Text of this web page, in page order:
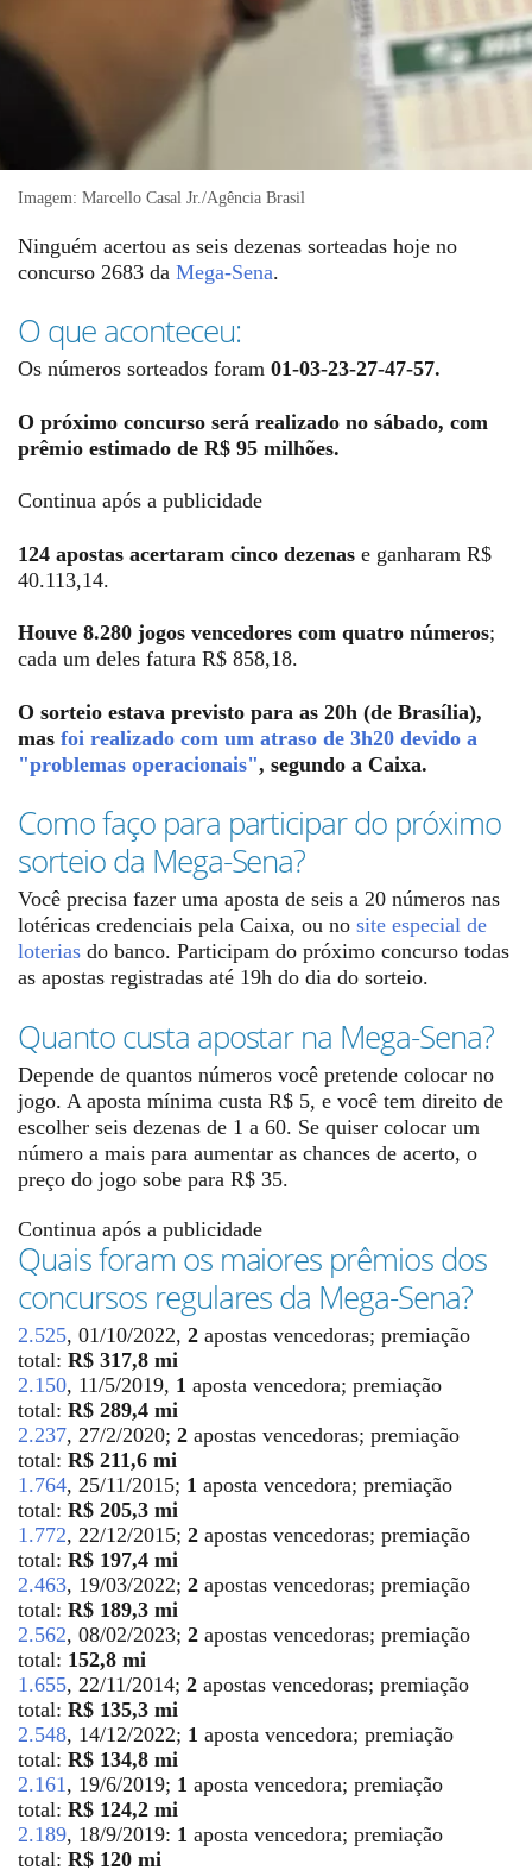
Imagem: Marcello Casal Jr./Agência Brasil
Ninguém acertou as seis dezenas sorteadas hoje no
concurso 2683 da Mega-Sena.
O que aconteceu:
Os números sorteados foram 01-03-23-27-47-57.
O próximo concurso será realizado no sábado, com
prêmio estimado de R$ 95 milhões.
Continua após a publicidade
124 apostas acertaram cinco dezenas e ganharam R$
40.113,14.
Houve 8.280 jogos vencedores com quatro números;
cada um deles fatura R$ 858,18.
O sorteio estava previsto para as 20h (de Brasília),
mas foi realizado com um atraso de 3h20 devido a
"problemas operacionais", segundo a Caixa.
Como faço para participar do próximo
sorteio da Mega-Sena?
Você precisa fazer uma aposta de seis a 20 números nas
lotéricas credenciais pela Caixa, ou no site especial de
loterias do banco. Participam do próximo concurso todas
as apostas registradas até 19h do dia do sorteio.
Quanto custa apostar na Mega-Sena?
Depende de quantos números você pretende colocar no
jogo. A aposta mínima custa R$ 5, e você tem direito de
escolher seis dezenas de 1 a 60. Se quiser colocar um
número a mais para aumentar as chances de acerto, o
preço do jogo sobe para R$ 35.
Continua após a publicidade
Quais foram os maiores prêmios dos
concursos regulares da Mega-Sena?
2.525, 01/10/2022, 2 apostas vencedoras; premiação
total: R$ 317,8 mi
2.150, 11/5/2019, 1 aposta vencedora; premiação
total: R$ 289,4 mi
2.237, 27/2/2020; 2 apostas vencedoras; premiação
total: R$ 211,6 mi
1.764, 25/11/2015; 1 aposta vencedora; premiação
total: R$ 205,3 mi
1.772, 22/12/2015; 2 apostas vencedoras; premiação
total: R$ 197,4 mi
2.463, 19/03/2022; 2 apostas vencedoras; premiação
total: R$ 189,3 mi
2.562, 08/02/2023; 2 apostas vencedoras; premiação
total: 152,8 mi
1.655, 22/11/2014; 2 apostas vencedoras; premiação
total: R$ 135,3 mi
2.548, 14/12/2022; 1 aposta vencedora; premiação
total: R$ 134,8 mi
2.161 , 19/6/2019; 1 aposta vencedora; premiação
total: R$ 124,2 mi
2.189, 18/9/2019: 1 aposta vencedora; premiação
total: R$ 120 mi